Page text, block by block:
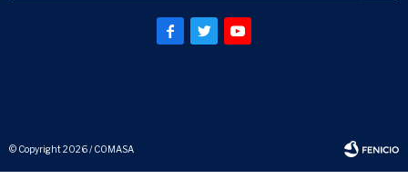
  
© Copyright 2026 / COMASA